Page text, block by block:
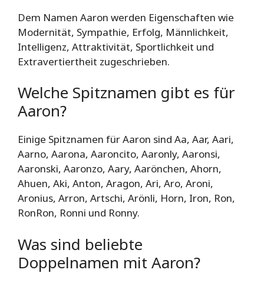
Dem Namen Aaron werden Eigenschaften wie
Modernität, Sympathie, Erfolg, Männlichkeit,
Intelligenz, Attraktivität, Sportlichkeit und
Extravertiertheit zugeschrieben.
Welche Spitznamen gibt es für
Aaron?
Einige Spitznamen für Aaron sind Aa, Aar, Aari,
Aarno, Aarona, Aaroncito, Aaronly, Aaronsi,
Aaronski, Aaronzo, Aary, Aarönchen, Ahorn,
Ahuen, Aki, Anton, Aragon, Ari, Aro, Aroni,
Aronius, Arron, Artschi, Arönli, Horn, Iron, Ron,
RonRon, Ronni und Ronny.
Was sind beliebte
Doppelnamen mit Aaron?